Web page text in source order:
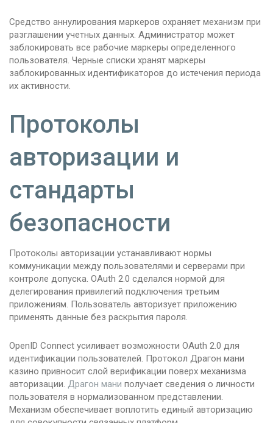
Средство аннулирования маркеров охраняет механизм при
разглашении учетных данных. Администратор может
заблокировать все рабочие маркеры определенного
пользователя. Черные списки хранят маркеры
заблокированных идентификаторов до истечения периода
их активности.
Протоколы
авторизации и
стандарты
безопасности
Протоколы авторизации устанавливают нормы
коммуникации между пользователями и серверами при
контроле допуска. OAuth 2.0 сделался нормой для
делегирования привилегий подключения третьим
приложениям. Пользователь авторизует приложению
применять данные без раскрытия пароля.
OpenID Connect усиливает возможности OAuth 2.0 для
идентификации пользователей. Протокол Драгон мани
казино привносит слой верификации поверх механизма
авторизации. Драгон мани получает сведения о личности
пользователя в нормализованном представлении.
Механизм обеспечивает воплотить единый авторизацию